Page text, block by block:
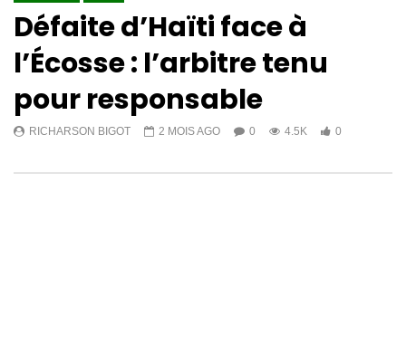
Défaite d’Haïti face à
l’Écosse : l’arbitre tenu
pour responsable
RICHARSON BIGOT 2 MOIS AGO 0 4.5K 0